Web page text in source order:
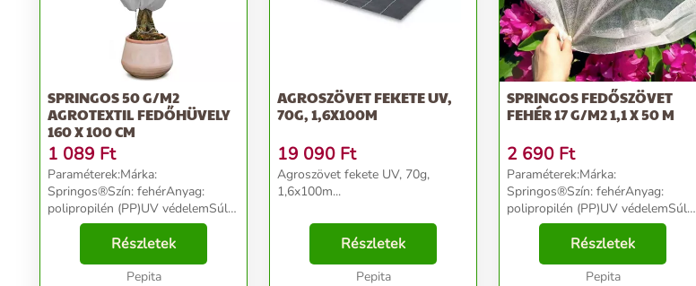
SPRINGOS 50 G/M2
AGROTEXTIL FEDŐHÜVELY
160 X 100 CM
1 089 Ft
Paraméterek:Márka:
Springos®Szín: fehérAnyag:
polipropilén (PP)UV védelemSúly:
50g/m2Méretek:Hosszúság: 160
cmSzélesség: 100 cmVastagság:
0,2 mmTovábbi információk:A
Részletek
Pepita
AGROSZÖVET FEKETE UV,
70G, 1,6X100M
19 090 Ft
Agroszövet fekete UV, 70g,
1,6x100m...
Részletek
Pepita
SPRINGOS FEDŐSZÖVET
FEHÉR 17 G/M2 1,1 X 50 M
2 690 Ft
Paraméterek:Márka:
Springos®Szín: fehérAnyag:
polipropilén (PP)UV védelemSúly:
17g/m2Méretek:Vastagság:
0.1mmHossz: 50 mSzélesség: 1,1
mTermékkód: AG0006...
Részletek
Pepita